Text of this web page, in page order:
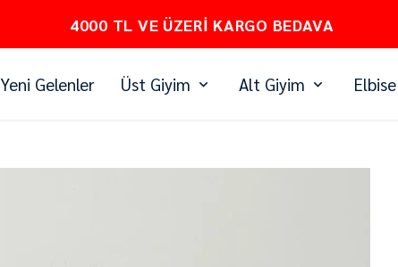
PEŞİN FİYATINA 3 TAKSİT
Yeni Gelenler Üst Giyim Alt Giyim Elbise